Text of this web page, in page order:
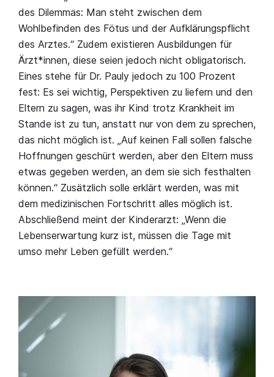
des Dilemmas: Man steht zwischen dem
Wohlbefinden des Fötus und der Aufklärungspflicht
des Arztes.“ Zudem existieren Ausbildungen für
Ärzt*innen, diese seien jedoch nicht obligatorisch.
Eines stehe für Dr. Pauly jedoch zu 100 Prozent
fest: Es sei wichtig, Perspektiven zu liefern und den
Eltern zu sagen, was ihr Kind trotz Krankheit im
Stande ist zu tun, anstatt nur von dem zu sprechen,
das nicht möglich ist. „Auf keinen Fall sollen falsche
Hoffnungen geschürt werden, aber den Eltern muss
etwas gegeben werden, an dem sie sich festhalten
können.“ Zusätzlich solle erklärt werden, was mit
dem medizinischen Fortschritt alles möglich ist.
Abschließend meint der Kinderarzt: „Wenn die
Lebenserwartung kurz ist, müssen die Tage mit
umso mehr Leben gefüllt werden.“